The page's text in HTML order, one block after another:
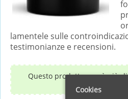
lamentele sulle
testimonianze e recensioni.
Questo prodotto non è più
Cookies